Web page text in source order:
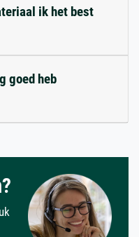
ik het best
goed heb